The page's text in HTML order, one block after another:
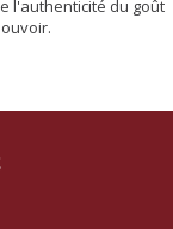
l'authenticité du goût